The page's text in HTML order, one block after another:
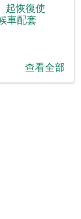
起恢復使
車配套
查看全部